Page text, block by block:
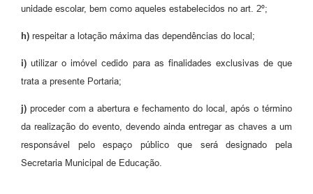
unidade escolar, bem como aqueles estabelecidos no art. 2º;
h) respeitar a lotação máxima das dependências do local;
i) utilizar o imóvel cedido para as finalidades exclusivas de que
trata a presente Portaria;
j) proceder com a abertura e fechamento do local, após o término
da realização do evento, devendo ainda entregar as chaves a um
responsável pelo espaço público que será designado pela
Secretaria Municipal de Educação.